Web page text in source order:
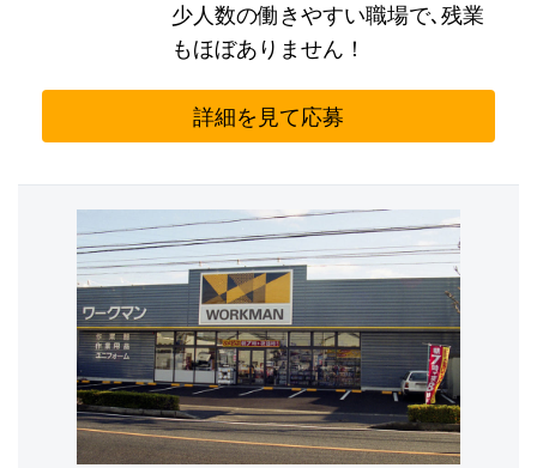
少人数の働きやすい職場で､残業
もほぼありません！
詳細を見て応募